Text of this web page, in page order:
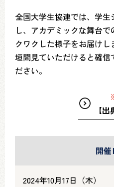
全国大学生協連では、学
し、アカデミックな舞台
クワクした様子をお届け
垣間見ていただけると確信
ださい。
【
開
2024年10月17日（木）